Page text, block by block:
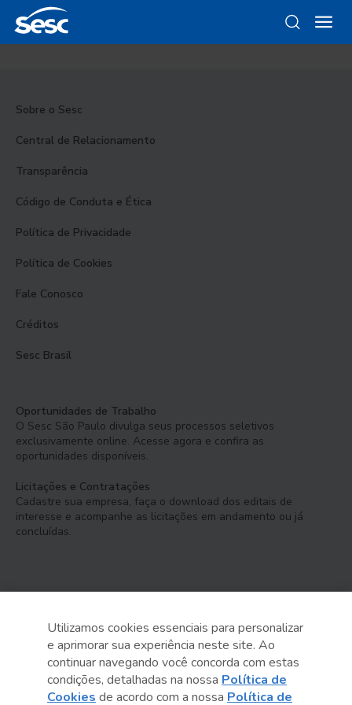
Sobre o Sesc
Central de Relacionamento
Transparência
Código de Conduta e Ética
Política de Privacidade
Política de Cookies
Fale Conosco
Créditos
Sesc Brasil
Oportunidades de Trabalho
O Sesc São Paulo divulga seus processos seletivos
exclusivamente online. Acesse agora e confira as
oportunidades disponíveis.
Licitações e Contratações
Cadastre sua empresa, faça o download dos editais de
interesse e acompanhe as licitações em andamento ou já
concluídas.
Serviço Social do Comércio
Administração Regional no Estado de São Paulo
Utilizamos cookies essenciais para personalizar
e aprimorar sua experiência neste site. Ao
continuar navegando você concorda com estas
condições, detalhadas na nossa Política de
Cookies de acordo com a nossa Política de